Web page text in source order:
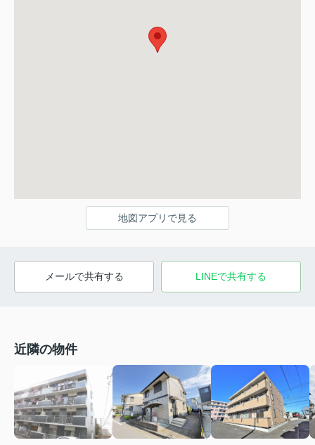
地図アプリで見る
メールで共有する LINEで共有する
近隣の物件